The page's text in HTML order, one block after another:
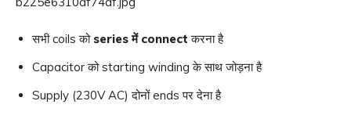
सभी coils को series में connect करना है
Capacitor को starting winding के साथ जोड़ना है
Supply (230V AC) दोनों ends पर देना है